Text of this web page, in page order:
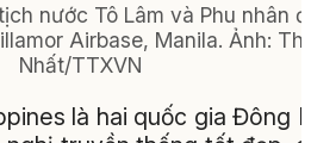
nước Tô Lâm và Phu nhân
Airbase, Manila. Ảnh:
Nhất/TTXVN
là hai quốc gia Đông